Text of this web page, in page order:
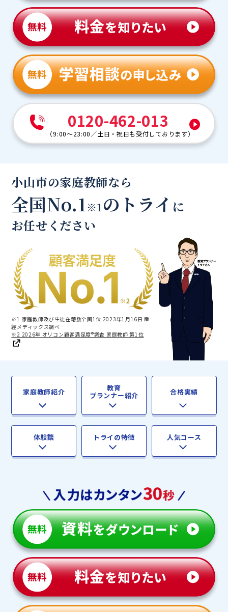
0120-462-013
（9:00～23:00／土日・祝日も受付しております）
小山市の家庭教師なら
全国No.1※1のトライ に
お任せください
※1 家庭教師及び生徒在籍数全国1位 2023年1月16日 産
經メディックス調べ
※2 2026年 オリコン顧客満足度®調査 家庭教師 第1位
家庭教師紹介 教育
プランナー紹介 合格実績
体験談 トライの特徴 人気コース